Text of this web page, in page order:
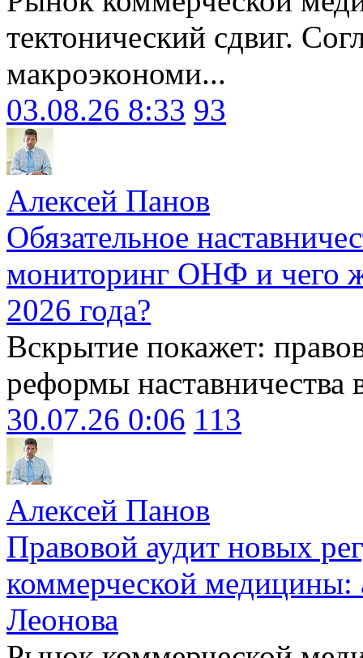
тектонический сдвиг.
макроэкономи...
03.08.26 8:33 93
Алексей Панов
Обязательное
мониторинг ОНФ и чего
2026 года?
Вскрытие покажет:
реформы наставничества
30.07.26 0:06 113
Алексей Панов
Правовой аудит новых
коммерческой медицины:
Леонова